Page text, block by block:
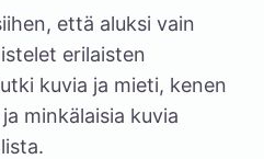
että aluksi vain
erilaisten
kuvia ja mieti, kenen
minkälaisia kuvia